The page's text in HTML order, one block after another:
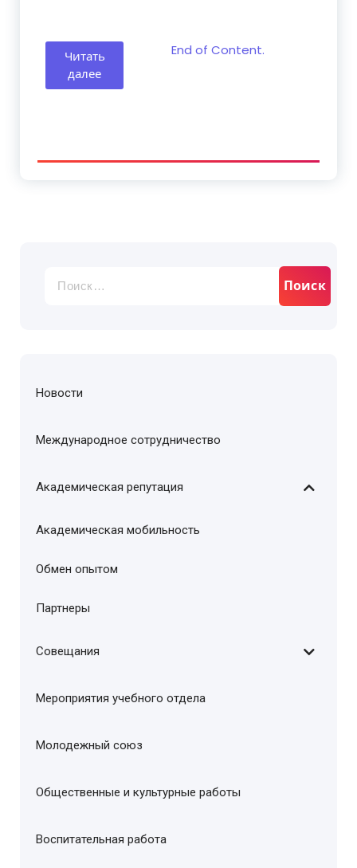
Читать
далее
End of Content.
Новости
Международное сотрудничество
Академическая репутация
Академическая мобильность
Обмен опытом
Партнеры
Совещания
Мероприятия учебного отдела
Молодежный союз
Общественные и культурные работы
Воспитательная работа